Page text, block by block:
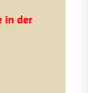
in der